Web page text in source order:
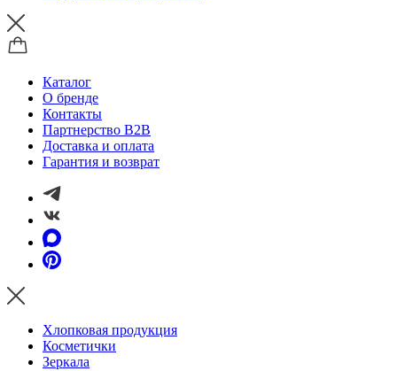
Каталог
О бренде
Контакты
Партнерство B2B
Доставка и оплата
Гарантия и возврат
Хлопковая продукция
Косметички
Зеркала